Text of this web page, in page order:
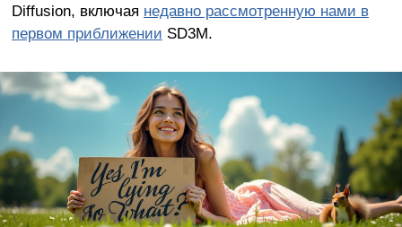
Diffusion, включая недавно рассмотренную нами в
первом приближении SD3M.